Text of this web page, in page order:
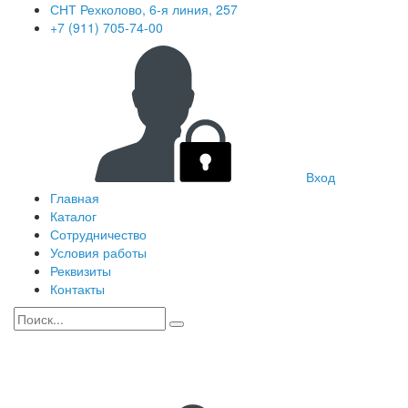
СНТ Рехколово, 6-я линия, 257
+7 (911) 705-74-00
Вход
Главная
Каталог
Сотрудничество
Условия работы
Реквизиты
Контакты